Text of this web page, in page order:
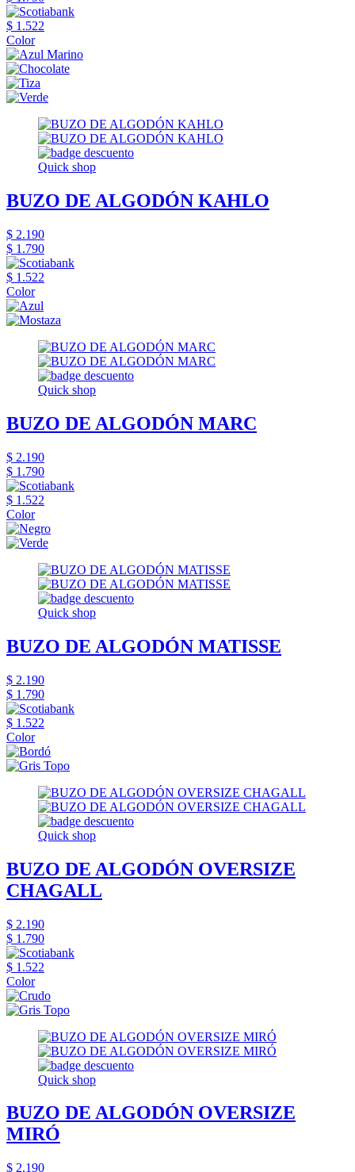
$ 1.522
Color
Quick shop
BUZO DE ALGODÓN KAHLO
$ 2.190
$ 1.790
$ 1.522
Color
Quick shop
BUZO DE ALGODÓN MARC
$ 2.190
$ 1.790
$ 1.522
Color
Quick shop
BUZO DE ALGODÓN MATISSE
$ 2.190
$ 1.790
$ 1.522
Color
Quick shop
BUZO DE ALGODÓN OVERSIZE
CHAGALL
$ 2.190
$ 1.790
$ 1.522
Color
Quick shop
BUZO DE ALGODÓN OVERSIZE
MIRÓ
$ 2.190